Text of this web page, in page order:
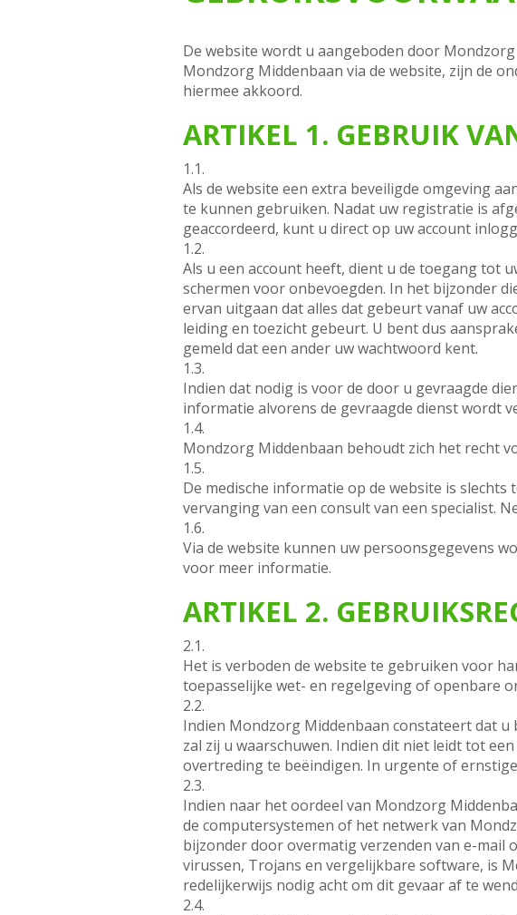
De website wordt u aangeboden door
Mondzorg Middenbaan via de website, zijn de
hiermee akkoord.
ARTIKEL 1. GEBRUIK
1.1.
Als de website een extra beveiligde omgeving
te kunnen gebruiken. Nadat uw registratie is
geaccordeerd, kunt u direct op uw account
1.2.
Als u een account heeft, dient u de toegang tot
schermen voor onbevoegden. In het bijzonder
ervan uitgaan dat alles dat gebeurt vanaf uw
leiding en toezicht gebeurt. U bent dus
gemeld dat een ander uw wachtwoord kent.
1.3.
Indien dat nodig is voor de door u gevraagde
informatie alvorens de gevraagde dienst wordt
1.4.
Mondzorg Middenbaan behoudt zich het recht
1.5.
De medische informatie op de website is
vervanging van een consult van een specialist.
1.6.
Via de website kunnen uw persoonsgegevens
voor meer informatie.
ARTIKEL 2.
2.1.
Het is verboden de website te gebruiken voor
toepasselijke wet- en regelgeving of openbare
2.2.
Indien Mondzorg Middenbaan constateert dat
zal zij u waarschuwen. Indien dit niet leidt tot
overtreding te beëindigen. In urgente of
2.3.
Indien naar het oordeel van Mondzorg
de computersystemen of het netwerk van
bijzonder door overmatig verzenden van e-mail
virussen, Trojans en vergelijkbare software, is
redelijkerwijs nodig acht om dit gevaar af te
2.4.